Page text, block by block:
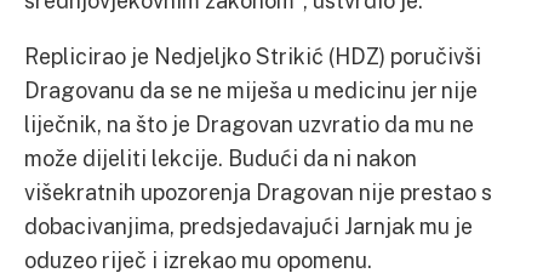
Replicirao je Nedjeljko Strikić (HDZ) poručivši
Dragovanu da se ne miješa u medicinu jer nije
liječnik, na što je Dragovan uzvratio da mu ne
može dijeliti lekcije. Budući da ni nakon
višekratnih upozorenja Dragovan nije prestao s
dobacivanjima, predsjedavajući Jarnjak mu je
oduzeo riječ i izrekao mu opomenu.